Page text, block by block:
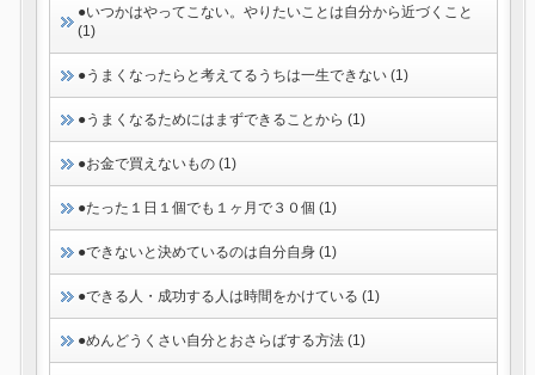
●いつかはやってこない。やりたいことは自分から近づくこと
(1)
●うまくなったらと考えてるうちは一生できない (1)
●うまくなるためにはまずできることから (1)
●お金で買えないもの (1)
●たった１日１個でも１ヶ月で３０個 (1)
●できないと決めているのは自分自身 (1)
●できる人・成功する人は時間をかけている (1)
●めんどうくさい自分とおさらばする方法 (1)